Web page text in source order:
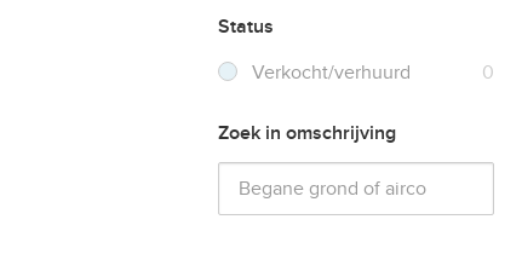
Status
Verkocht/verhuurd
0
Zoek in omschrijving